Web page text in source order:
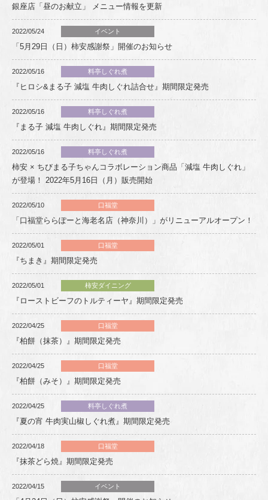
銀座店「昼のお献立」 メニュー情報を更新
2022/05/24 イベント
「5月29日（日）柿安感謝祭」開催のお知らせ
2022/05/16 料亭しぐれ煮
『ヒロシ&まる子 減塩 牛肉しぐれ詰合せ』期間限定発売
2022/05/16 料亭しぐれ煮
『まる子 減塩 牛肉しぐれ』期間限定発売
2022/05/16 料亭しぐれ煮
柿安 × ちびまる子ちゃんコラボレーション商品「減塩 牛肉しぐれ」
が登場！ 2022年5月16日（月）販売開始
2022/05/10 口福堂
「口福堂ららぽーと海老名店（神奈川）」がリニューアルオープン！
2022/05/01 口福堂
『ちまき』期間限定発売
2022/05/01 柿安ダイニング
『ローストビーフのトルティーヤ』期間限定発売
2022/04/25 口福堂
『柏餅（抹茶）』期間限定発売
2022/04/25 口福堂
『柏餅（みそ）』期間限定発売
2022/04/25 料亭しぐれ煮
『夏の宵 牛肉実山椒しぐれ煮』期間限定発売
2022/04/18 口福堂
『抹茶どら焼』期間限定発売
2022/04/15 イベント